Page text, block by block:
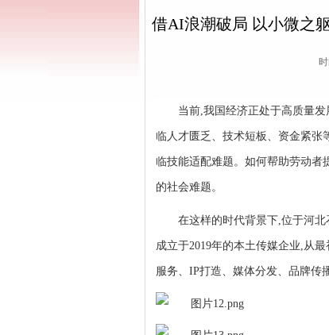
借AI浪潮破局 以小微之
当前,我国经济正处于高质量
临人才匮乏、技术短板、资金紧张
临技能适配难题。如何帮助劳动者
的社会难题。
在这样的时代背景下,位于河
成立于2019年的本土传媒企业,从
服务、IP打造、媒体分发、品牌传